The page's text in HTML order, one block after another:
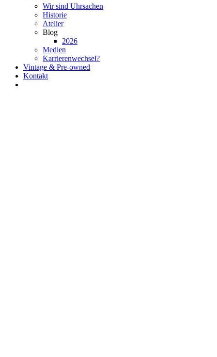
Wir sind Uhrsachen
Historie
Atelier
Blog
2026
Medien
Karrierenwechsel?
Vintage & Pre-owned
Kontakt